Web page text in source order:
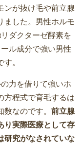
ンが抜け毛や前立腺
ました。男性ホルモ
ダクターゼ酵素を
ル成分で強い男性
。
力を借りて強いホ
方程式で育毛するは
なのです。 前立腺
り実際医療として存
研究がなされていな